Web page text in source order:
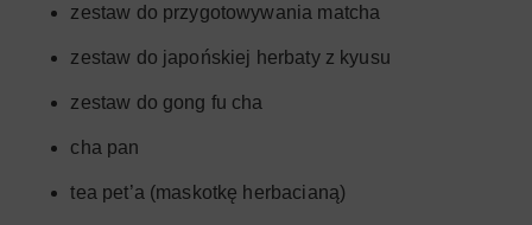
zestaw do przygotowywania matcha
zestaw do japońskiej herbaty z kyusu
zestaw do gong fu cha
cha pan
tea pet’a (maskotkę herbacianą)